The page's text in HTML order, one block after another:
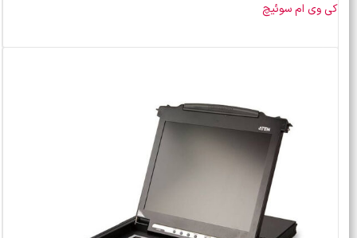
کی وی ام سوئیچ